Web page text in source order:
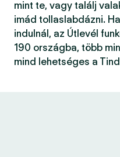
mint te, vagy találj
imád tollaslabdázni.
indulnál, az Útlevél
190 országba, több
mind lehetséges a